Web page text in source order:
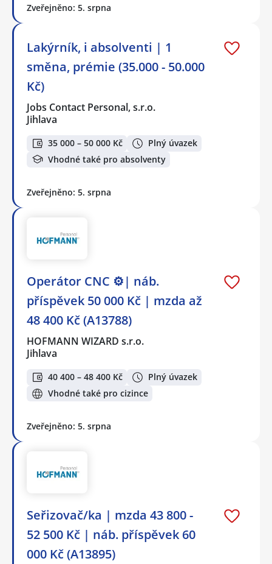
Zveřejněno: 5. srpna
Lakýrník, i absolventi | 1
směna, prémie (35.000 - 50.000
Kč)
Jobs Contact Personal, s.r.o.
Jihlava
35 000 – 50 000 Kč
Plný úvazek
Vhodné také pro absolventy
Zveřejněno: 5. srpna
Operátor CNC ⚙️| náb.
příspěvek 50 000 Kč | mzda až
48 400 Kč (A13788)
HOFMANN WIZARD s.r.o.
Jihlava
40 400 – 48 400 Kč
Plný úvazek
Vhodné také pro cizince
Zveřejněno: 5. srpna
Seřizovač/ka | mzda 43 800 -
52 500 Kč | náb. příspěvek 60
000 Kč (A13895)